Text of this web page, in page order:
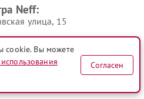
Neff:
улица, 15
cookie. Вы можете
Согласен